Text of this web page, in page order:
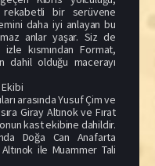
rekabetli bir serüvene
daha iyi anlayan bu
anlar yaşar. Siz de
izle kısmından Format,
dahil olduğu macerayı
arasında Yusuf Çim ve
Giray Altınok ve Fırat
kast ekibine dahildir.
Doğa Can Anafarta
ile Muammer Tali